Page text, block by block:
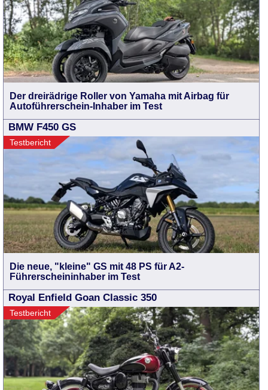
Der dreirädrige Roller von Yamaha mit Airbag für
Autoführerschein-Inhaber im Test
BMW F450 GS
Testbericht
Die neue, "kleine" GS mit 48 PS für A2-
Führerscheininhaber im Test
Royal Enfield Goan Classic 350
Testbericht